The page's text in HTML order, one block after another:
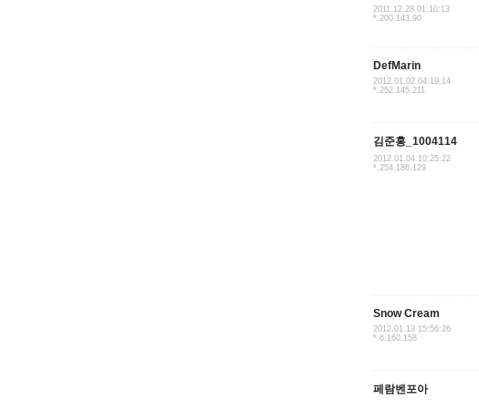
2011.12.28 01:10:13
*.200.143.90
DefMarin
2012.01.02 04:19:14
*.252.145.211
김준홍_1004114
2012.01.04 10:25:22
*.254.186.129
Snow Cream
2012.01.13 15:56:26
*.6.160.158
페람벤포아